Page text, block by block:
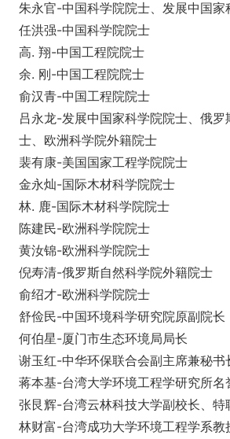
朱永官-中国科学院院士、发展中国家
任洪强-中国科学院院士
高. 翔-中国工程院院士
余. 刚-中国工程院院士
俞汉青-中国工程院院士
吕永龙-发展中国家科学院院士、俄罗
士、欧洲科学院外籍院士
裴有康-美国国家工程学院院士
金永灿-国际木材科学院院士
林. 鹿-国际木材科学院院士
陈建民-欧洲科学院院士
黄汝锦-欧洲科学院院士
倪寿清-俄罗斯自然科学院外籍院士
俞绍才-欧洲科学院院士
舒俭民-中国环境科学研究院原副院长
何伯星-厦门市生态环境局局长
谢玉红-中华环保联合会副主席兼秘书
蒋本基-台湾大学环境工程学研究所名
张艮辉-台湾云林科技大学副校长、特
林财富-台湾成功大学环境工程学系教